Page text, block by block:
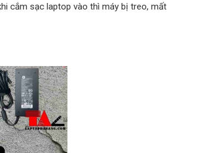
cắm sạc laptop vào thì máy bị treo, mất